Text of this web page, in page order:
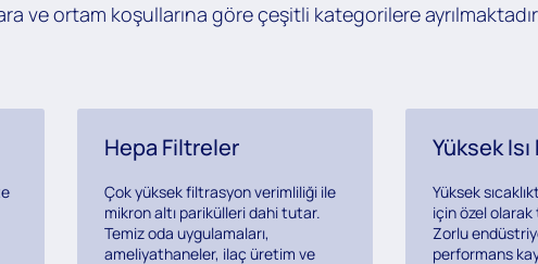
ve ortam koşullarına göre çeşitli kategorilere
Hepa Filtreler
Çok yüksek filtrasyon verimliliği ile
mikron altı parikülleri dahi tutar.
Temiz oda uygulamaları,
ameliyathaneler, ilaç üretim ve
Yüksek
Yüksek
için özel olarak
Zorlu
performans